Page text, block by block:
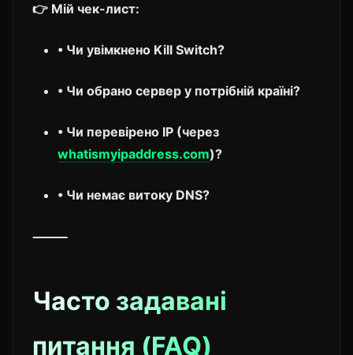
👉 Мій чек-лист:
• Чи увімкнено Kill Switch?
• Чи обрано сервер у потрібній країні?
• Чи перевірено IP (через
whatismyipaddress.com)?
• Чи немає витоку DNS?
⸻
Часто задавані
питання (FAQ)